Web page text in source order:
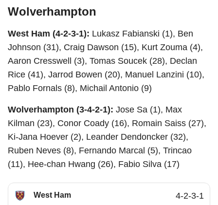
Wolverhampton
West Ham (4-2-3-1): Lukasz Fabianski (1), Ben
Johnson (31), Craig Dawson (15), Kurt Zouma (4),
Aaron Cresswell (3), Tomas Soucek (28), Declan
Rice (41), Jarrod Bowen (20), Manuel Lanzini (10),
Pablo Fornals (8), Michail Antonio (9)
Wolverhampton (3-4-2-1): Jose Sa (1), Max
Kilman (23), Conor Coady (16), Romain Saiss (27),
Ki-Jana Hoever (2), Leander Dendoncker (32),
Ruben Neves (8), Fernando Marcal (5), Trincao
(11), Hee-chan Hwang (26), Fabio Silva (17)
West Ham 4-2-3-1